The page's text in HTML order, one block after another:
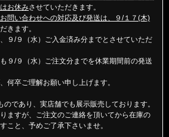
お休みさせていただきます。
問い合わせへの対応及び発送は、９/１７(木)
きます。
９/９（水）ご入金済み分までとさせていただ
９/９（水）ご注文分までを休業期間前の発送
何卒ご理解お願い申し上げます。
であり、実店舗でも展示販売しております。
ますが、ご注文のご連絡を頂いてから在庫の
こと、予めご了承下さいませ。